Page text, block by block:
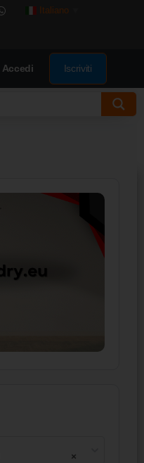
Italiano
Accedi Iscriviti
×